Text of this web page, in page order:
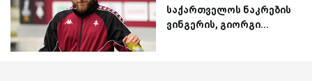
საქართველოს ნაკრების
ვინგერის, გიორგი...